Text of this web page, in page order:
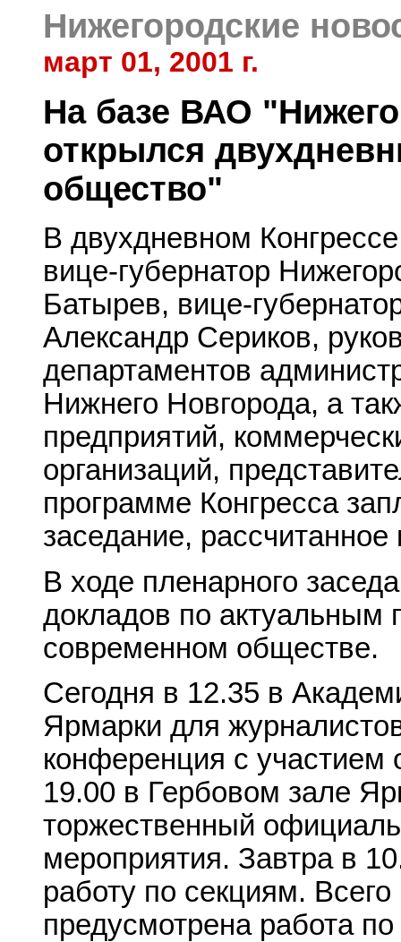
Нижегородские
март 01, 2001 г.
На базе ВАО
открылся
общество"
В двухдневном
вице-губернатор
Батырев, вице-
Александр Сериков,
департаментов
Нижнего Новгорода, а
предприятий,
организаций,
программе Конгресса
заседание,
В ходе пленарного
докладов по
современном обществе.
Сегодня в 12.35 в
Ярмарки для
конференция с участием
19.00 в Гербовом зале
торжественный
мероприятия. Завтра в
работу по секциям.
предусмотрена работа